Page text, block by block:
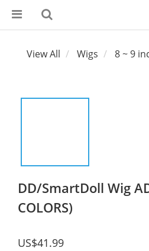
View All Wigs 8 ~ 9
DD/SmartDoll Wig
COLORS)
US$41.99